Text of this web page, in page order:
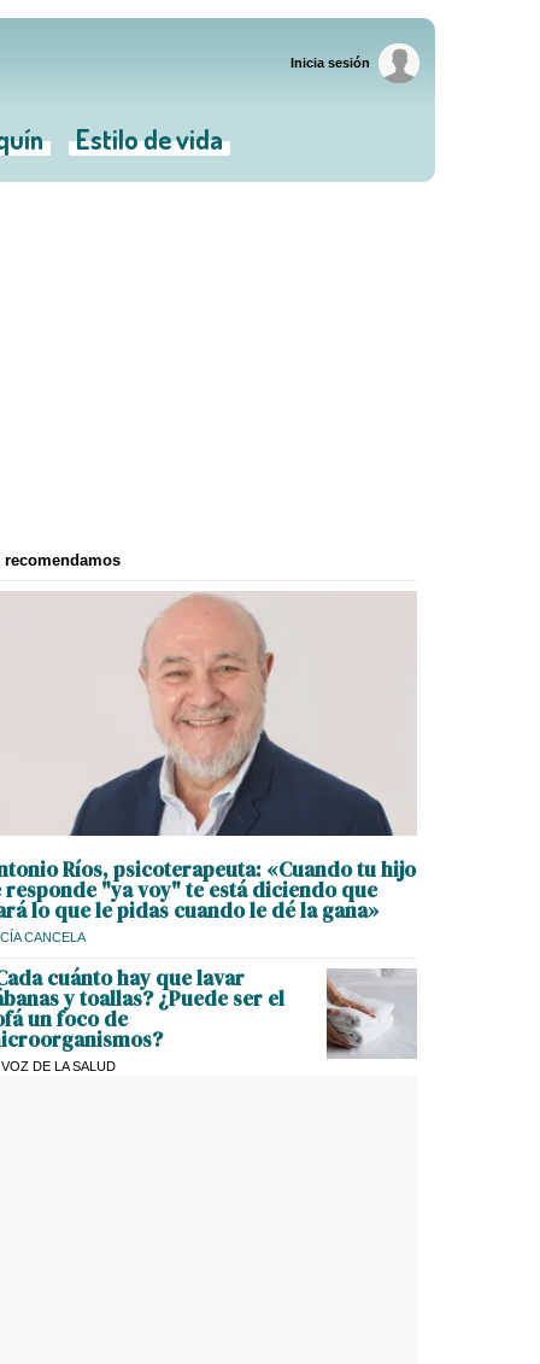
Inicia sesión
Estilo de vida
recomendamos
Ríos, psicoterapeuta: «Cuando tu hijo
responde "ya voy" te está diciendo que
lo que le pidas cuando le dé la gana»
CANCELA
cuánto hay que lavar
y toallas? ¿Puede ser el
un foco de
VOZ DE LA SALUD